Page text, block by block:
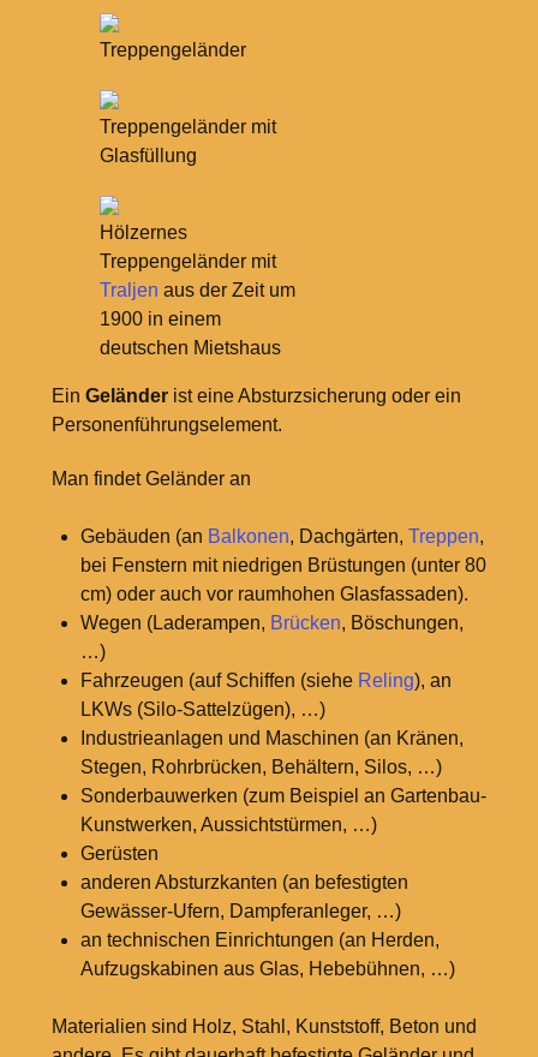
Treppengeländer
Treppengeländer mit
Glasfüllung
Hölzernes
Treppengeländer mit
Traljen aus der Zeit um
1900 in einem
deutschen Mietshaus
Ein Geländerist eine Absturzsicherung oder ein
Personenführungselement.
Man findet Geländer an
Gebäuden (an Balkonen, Dachgärten, Treppen,
bei Fenstern mit niedrigen Brüstungen (unter 80
cm) oder auch vor raumhohen Glasfassaden).
Wegen (Laderampen, Brücken, Böschungen,
…)
Fahrzeugen (auf Schiffen (siehe Reling), an
LKWs (Silo-Sattelzügen), …)
Industrieanlagen und Maschinen (an Kränen,
Stegen, Rohrbrücken, Behältern, Silos, …)
Sonderbauwerken (zum Beispiel an Gartenbau-
Kunstwerken, Aussichtstürmen, …)
Gerüsten
anderen Absturzkanten (an befestigten
Gewässer-Ufern, Dampferanleger, …)
an technischen Einrichtungen (an Herden,
Aufzugskabinen aus Glas, Hebebühnen, …)
Materialien sind Holz, Stahl, Kunststoff, Beton und